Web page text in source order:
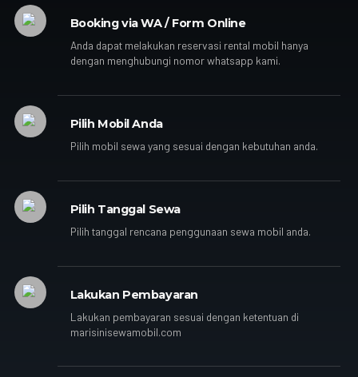
Booking via WA / Form Online
Anda dapat melakukan reservasi rental mobil hanya
dengan menghubungi nomor whatsapp kami.
Pilih Mobil Anda
Pilih mobil sewa yang sesuai dengan kebutuhan anda.
Pilih Tanggal Sewa
Pilih tanggal rencana penggunaan sewa mobil anda.
Lakukan Pembayaran
Lakukan pembayaran sesuai dengan ketentuan di
marisinisewamobil.com